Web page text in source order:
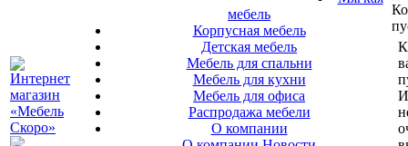
мебель
Корпусная мебель
Детская мебель
Мебель для спальни
Мебель для кухни
Мебель для офиса
Распродажа мебели
О компании